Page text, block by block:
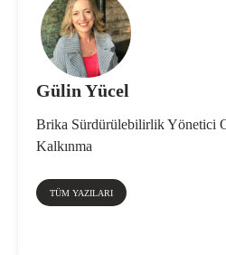
Gülin Yücel
Brika Sürdürülebilirlik Yönetici
Kalkınma
TÜM YAZILARI